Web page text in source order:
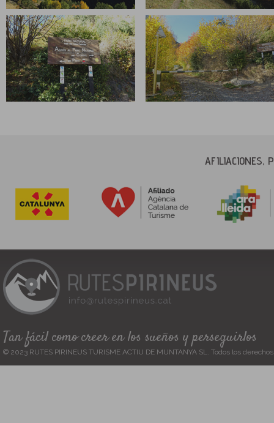
AFILIACIONES,
Tan fácil como creer en los sueños y perseguirlos
© 2023 RUTES PIRINEUS TURISME ACTIU DE MUNTANYA SL. Todos los